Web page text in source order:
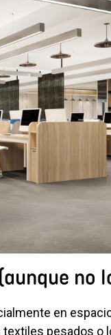
no
en
pesados o